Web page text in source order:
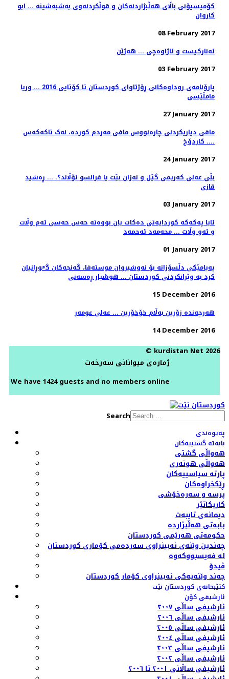
کۆمیسیۆنی باڵای ھەڵبژاردنەکان و قوڵکردنەوی بەشبەشینە ... ابو
کاروان
08 February 2017
ئەنارکیست و ئاژاوەچی ... هەژێن
03 February 2017
پارۆنامەی روداوەکانی ڕۆژئاوای کوردستان تا کۆتایی 2016 ... وریا
مامڵێسی
27 January 2017
مافی دیاریکردنی چارەنووس مافی مەردم کوردە، نەک تاکەکەس
.... کاردۆخ
24 January 2017
بڵی عەلی کەریمی گێل و نەزان بێت یا فرانسو ئۆڵاند؟. ... ڕەشید
قازی
03 January 2017
ئایا په‌كه‌كه‌ كوردایه‌تی ده‌كات یان بووه‌ته‌ حه‌س حه‌سی ئه‌م وڵات
و ئه‌و وڵات ... محه‌مه‌د ئه‌حمه‌د
01 January 2017
پەیامێکی دڵسۆزانە بۆ نەوشیروان موستەفا، گەنجەکان گٶڕانیان
کرد بە وێرانکردنی کوردستان ... هوشیار ڕەسەنی
15 December 2016
هەرچەندە زۆرین بەڵام خۆخۆرین ... عەلی عومەر
14 December 2016
© kurdistan Net 2026
ژمارەی میوانانی سەرخەت
We have 1424 guests and no members online
Search
پەیوەندی
بابەتە گشتییەکان
هەواڵی گشتی
هەواڵی هونەری
پارتە سیاسییەکان
ڕێکخراوەکان
پرسە و سەرەخۆشی
کاریکاتێر
دیمانەی تایبەت
بابەتی هەڵبژاردە
حکومەتی هەرێمی کوردستان
چەندین وێنەی نەبینراوی سەردەمی کۆماری کوردستان
لە فەیسبووکەوە
ڤیدۆ
چەند وێنەیەکی نەبینراوی کۆمار کوردستان
کتێبخانەی کوردستان نێت
ئارشیفی کۆن
ئارشیفی ساڵی ٢٠٠٧
ئارشیفی ساڵی ٢٠٠٦
ئارشیفی ساڵی ٢٠٠٥
ئارشیفی ساڵی ٢٠٠٤
ئارشیفی ساڵی ٢٠٠٣
ئارشیفی ساڵی ٢٠٠٢
ئارشیفی ساڵانی ٢٠٠١ تا ٢٠٠٦